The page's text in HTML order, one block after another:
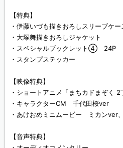
【特典】
・伊藤いづも描きおろしスリーブケー
・大塚舞描きおろしジャケット
・スペシャルブックレット④ 24P
・スタンプステッカー
【映像特典】
・ショートアニメ「まちカドまぞく 2
・キャラクターCM 千代田桜ver
・あけおめミニムービー ミカンver
【音声特典】